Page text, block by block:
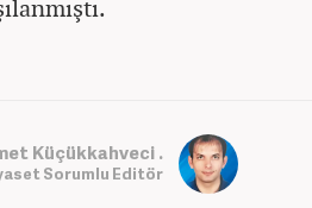
Küçükkahveci .
Sorumlu Editör